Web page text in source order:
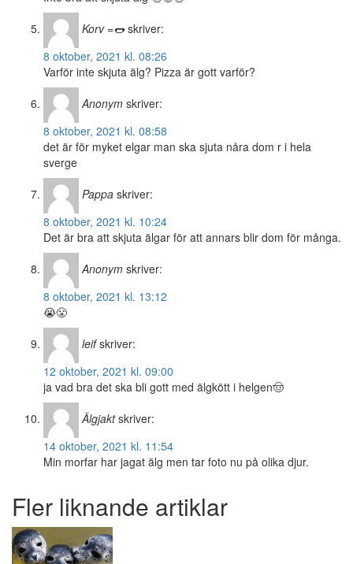
Korv =🌭 skriver:
8 oktober, 2021 kl. 08:26
Varför inte skjuta älg? Pizza är gott varför?
Anonym skriver:
8 oktober, 2021 kl. 08:58
det är för myket elgar man ska sjuta nåra dom r i hela
sverge
Pappa skriver:
8 oktober, 2021 kl. 10:24
Det är bra att skjuta älgar för att annars blir dom för många.
Anonym skriver:
8 oktober, 2021 kl. 13:12
😭😤
leif skriver:
12 oktober, 2021 kl. 09:00
ja vad bra det ska bli gott med älgkött i helgen🤠
Älgjakt skriver:
14 oktober, 2021 kl. 11:54
Min morfar har jagat älg men tar foto nu på olika djur.
Fler liknande artiklar